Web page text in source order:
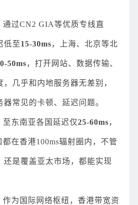
通过CN2 GIA等优质专线直
低至15-30ms，上海、北京等北
50ms，打开网站、数据传输、
几乎和内地服务器无差别，
常见的卡顿、延迟问题。
至东南亚各国延迟仅25-60ms，
都在香港100ms辐射圈内，不管
还是覆盖亚太市场，都能实现
作为国际网络枢纽，香港带宽资